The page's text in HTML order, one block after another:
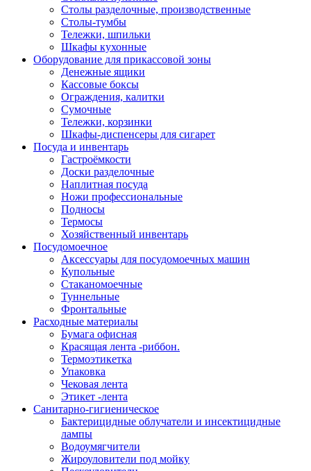
Столы разделочные, производственные
Столы-тумбы
Тележки, шпильки
Шкафы кухонные
Оборудование для прикассовой зоны
Денежные ящики
Кассовые боксы
Ограждения, калитки
Сумочные
Тележки, корзинки
Шкафы-диспенсеры для сигарет
Посуда и инвентарь
Гастроёмкости
Доски разделочные
Наплитная посуда
Ножи профессиональные
Подносы
Термосы
Хозяйственный инвентарь
Посудомоечное
Аксессуары для посудомоечных машин
Купольные
Стаканомоечные
Туннельные
Фронтальные
Расходные материалы
Бумага офисная
Красящая лента -риббон.
Термоэтикетка
Упаковка
Чековая лента
Этикет -лента
Санитарно-гигиеническое
Бактерицидные облучатели и инсектицидные
лампы
Водоумягчители
Жироуловители под мойку